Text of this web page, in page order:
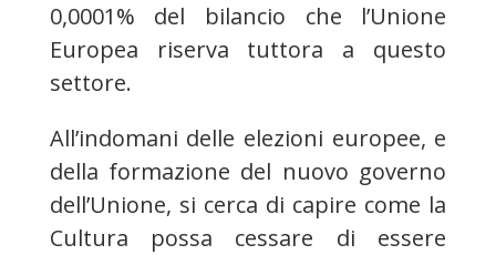
0,0001% del bilancio che l’Unione
Europea riserva tuttora a questo
settore.
All’indomani delle elezioni europee, e
della formazione del nuovo governo
dell’Unione, si cerca di capire come la
Cultura possa cessare di essere